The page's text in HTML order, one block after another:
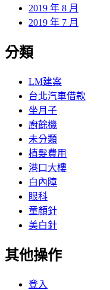
2019 年 8 月
2019 年 7 月
分類
LM建案
台北汽車借款
坐月子
廚餘機
未分類
植髮費用
港口大樓
白內障
眼科
童顏針
美白針
其他操作
登入